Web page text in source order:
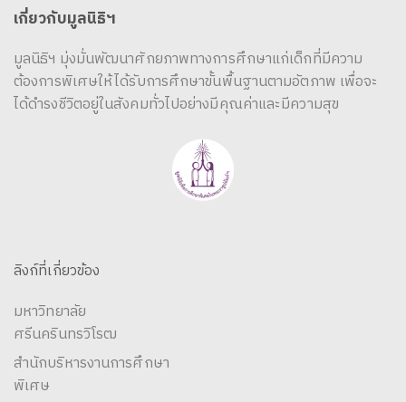
เกี่ยวกับมูลนิธิฯ
มูลนิธิฯ มุ่งมั่นพัฒนาศักยภาพทางการศึกษาแก่เด็กที่มีความ
ต้องการพิเศษให้ได้รับการศึกษาขั้นพื้นฐานตามอัตภาพ เพื่อจะ
ได้ดำรงชีวิตอยู่ในสังคมทั่วไปอย่างมีคุณค่าและมีความสุข
ลิงก์ที่เกี่ยวข้อง
มหาวิทยาลัย
ศรีนครินทรวิโรฒ
สำนักบริหารงานการศึกษา
พิเศษ